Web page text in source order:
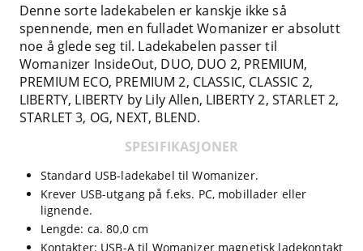
Denne sorte ladekabelen er kanskje ikke så
spennende, men en fulladet Womanizer er absolutt
noe å glede seg til. Ladekabelen passer til
Womanizer InsideOut, DUO, DUO 2, PREMIUM,
PREMIUM ECO, PREMIUM 2, CLASSIC, CLASSIC 2,
LIBERTY, LIBERTY by Lily Allen, LIBERTY 2, STARLET 2,
STARLET 3, OG, NEXT, BLEND.
SPESIFIKASJONER
Standard USB-ladekabel til Womanizer.
Krever USB-utgang på f.eks. PC, mobillader eller
lignende.
Lengde: ca. 80,0 cm
Kontakter: USB-A til Womanizer magnetisk ladekontakt